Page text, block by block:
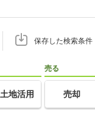
保存した検索条件
土地活用
売る
売却